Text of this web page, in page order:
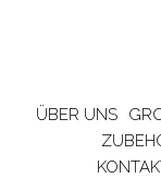
ÜBER UNS